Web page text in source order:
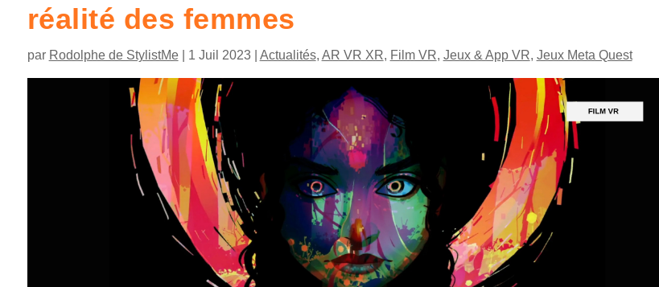
réalité des femmes
par Rodolphe de StylistMe| 1 Juil 2023| Actualités, AR VR XR, Film VR, Jeux & App VR, Jeux Meta Quest